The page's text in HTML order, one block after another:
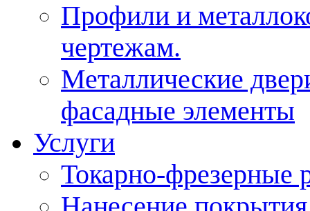
Профили и
чертежам.
Металлические
фасадные элементы
Услуги
Токарно-фрезерные